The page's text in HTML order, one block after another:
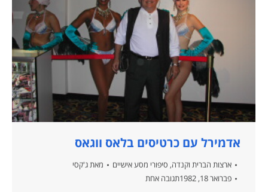
אדמירל עם כרטיסים בלאס ווגאס
ארצות הברית וקנדה, סיפורי מסע אישיים מאתג'קסי
פברואר 18, 1982
תגובה אחת